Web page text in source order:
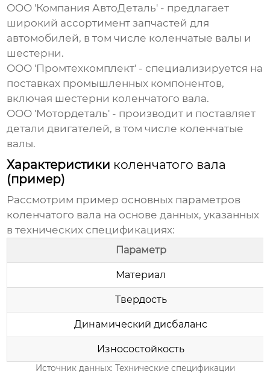
ООО 'Компания АвтоДеталь' - предлагает
широкий ассортимент запчастей для
автомобилей, в том числе коленчатые валы и
шестерни.
ООО 'Промтехкомплект' - специализируется на
поставках промышленных компонентов,
включая шестерни коленчатого вала.
ООО 'Мотордеталь' - производит и поставляет
детали двигателей, в том числе коленчатые
валы.
Характеристики коленчатого вала
(пример)
Рассмотрим пример основных параметров
коленчатого вала на основе данных, указанных
в технических спецификациях:
Параметр
Материал
Твердость
Динамический дисбаланс
Износостойкость
Источник данных: Технические спецификации